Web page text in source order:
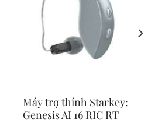
Máy trợ thính Starkey:
Genesis AI 16 RIC RT